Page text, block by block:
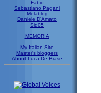
Fabio
Sebastiano Pagani
Melablog
Daniele D'Amato
Sid05
===============
MEMORIA
===============
My Italian Site
Master's bloggers
About Luca De Biase